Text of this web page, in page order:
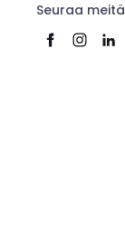
Seuraa meitä